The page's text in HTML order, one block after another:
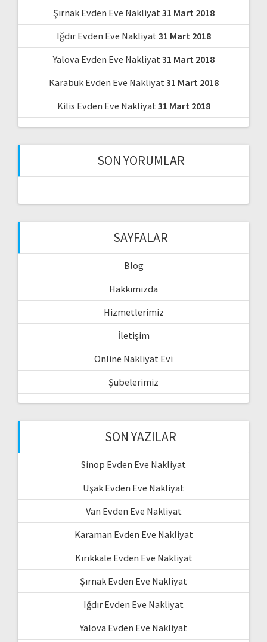
Şırnak Evden Eve Nakliyat31 Mart 2018
Iğdır Evden Eve Nakliyat31 Mart 2018
Yalova Evden Eve Nakliyat31 Mart 2018
Karabük Evden Eve Nakliyat31 Mart 2018
Kilis Evden Eve Nakliyat31 Mart 2018
SON YORUMLAR
SAYFALAR
Blog
Hakkımızda
Hizmetlerimiz
İletişim
Online Nakliyat Evi
Şubelerimiz
SON YAZILAR
Sinop Evden Eve Nakliyat
Uşak Evden Eve Nakliyat
Van Evden Eve Nakliyat
Karaman Evden Eve Nakliyat
Kırıkkale Evden Eve Nakliyat
Şırnak Evden Eve Nakliyat
Iğdır Evden Eve Nakliyat
Yalova Evden Eve Nakliyat